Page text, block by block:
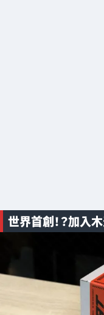
世界首創！？加入